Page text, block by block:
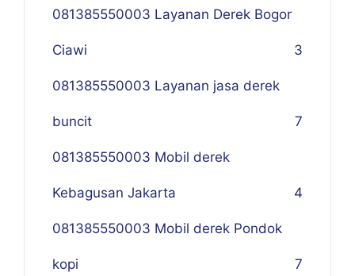
081385550003 Layanan Derek Bogor
Ciawi 3
081385550003 Layanan jasa derek
buncit 7
081385550003 Mobil derek
Kebagusan Jakarta 4
081385550003 Mobil derek Pondok
kopi 7